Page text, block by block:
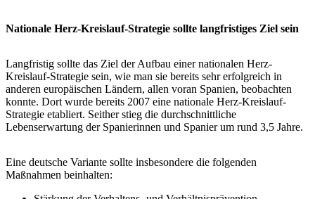
Nationale Herz-Kreislauf-Strategie sollte langfristiges Ziel sein
Langfristig sollte das Ziel der Aufbau einer nationalen Herz-
Kreislauf-Strategie sein, wie man sie bereits sehr erfolgreich in
anderen europäischen Ländern, allen voran Spanien, beobachten
konnte. Dort wurde bereits 2007 eine nationale Herz-Kreislauf-
Strategie etabliert. Seither stieg die durchschnittliche
Lebenserwartung der Spanierinnen und Spanier um rund 3,5 Jahre.
Eine deutsche Variante sollte insbesondere die folgenden
Maßnahmen beinhalten: